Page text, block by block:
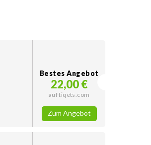
Bestes Angebot
22,00 €
auf tiqets.com
Zum Angebot